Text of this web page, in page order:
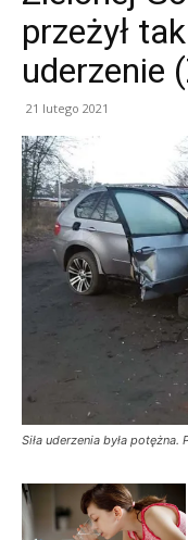
przeżył
uderzenie
21 lutego 2021
Siła uderzenia była